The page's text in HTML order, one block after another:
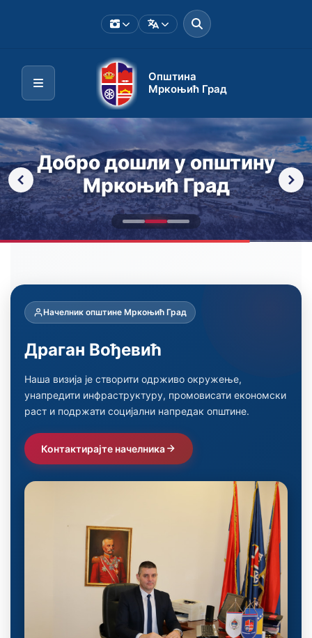
Општина
Мркоњић Град
Добро дошли у општину
Мркоњић Град
Промотивни видео
Погледајте промотивни видео
Откријте нашу причу
Начелник општине Мркоњић Град
Драган Вођевић
Наша визија је створити одрживо окружење,
унапредити инфраструктуру, промовисати економски
раст и подржати социјални напредак општине.
Контактирајте начелника